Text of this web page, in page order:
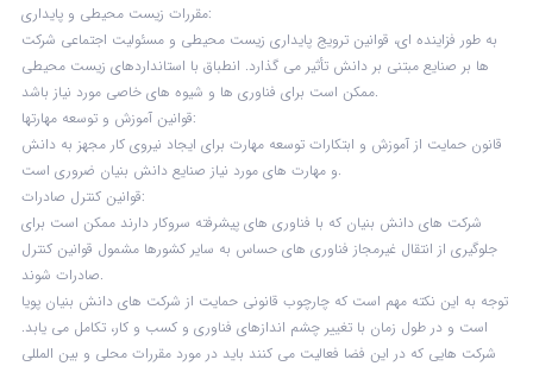
مقررات زیست محیطی و پایداری:
به طور فزاینده ای، قوانین ترویج پایداری زیست محیطی و مسئولیت اجتماعی شرکت
ها بر صنایع مبتنی بر دانش تأثیر می گذارد. انطباق با استانداردهای زیست محیطی
ممکن است برای فناوری ها و شیوه های خاصی مورد نیاز باشد.
قوانین آموزش و توسعه مهارتها:
قانون حمایت از آموزش و ابتکارات توسعه مهارت برای ایجاد نیروی کار مجهز به دانش
و مهارت های مورد نیاز صنایع دانش بنیان ضروری است.
قوانین کنترل صادرات:
شرکت های دانش بنیان که با فناوری های پیشرفته سروکار دارند ممکن است برای
جلوگیری از انتقال غیرمجاز فناوری های حساس به سایر کشورها مشمول قوانین کنترل
صادرات شوند.
توجه به این نکته مهم است که چارچوب قانونی حمایت از شرکت های دانش بنیان پویا
است و در طول زمان با تغییر چشم اندازهای فناوری و کسب و کار، تکامل می یابد.
شرکت هایی که در این فضا فعالیت می کنند باید در مورد مقررات محلی و بین المللی